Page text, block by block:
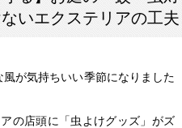
いエクステリアの工夫
が気持ちいい季節になりました
の店頭に「虫よけグッズ」がズ